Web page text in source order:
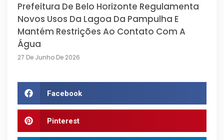
Prefeitura De Belo Horizonte Regulamenta
Novos Usos Da Lagoa Da Pampulha E
Mantém Restrições Ao Contato Com A
Água
27 De Junho De 2026
Facebook
Pinterest